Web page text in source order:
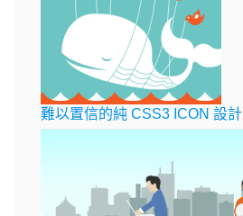
難以置信的純 CSS3 ICON 設計